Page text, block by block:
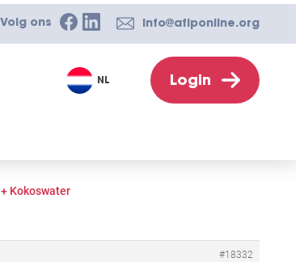
Volg ons info@afiponline.org
Login
NL
Kokoswater
#18332